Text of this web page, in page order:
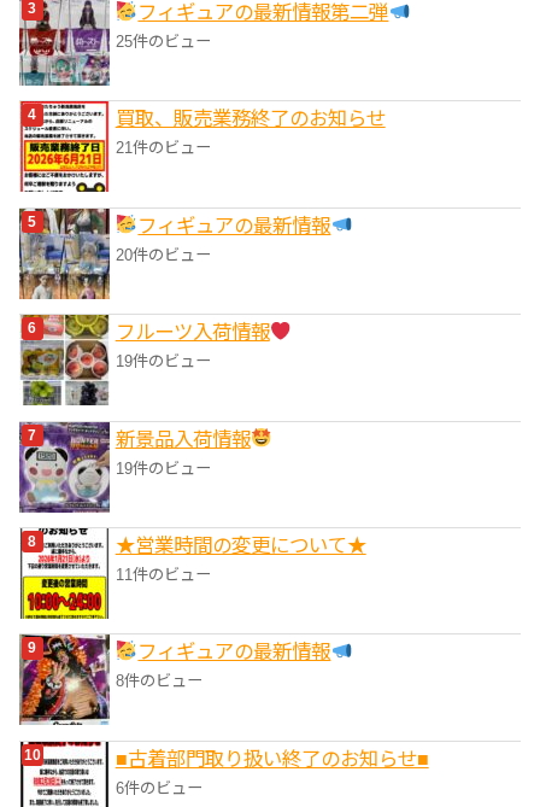
フィギュアの最新情報第二弾
25件のビュー
買取、販売業務終了のお知らせ
21件のビュー
フィギュアの最新情報
20件のビュー
フルーツ入荷情報
19件のビュー
‎新景品入荷情報
19件のビュー
★営業時間の変更について★
11件のビュー
フィギュアの最新情報
8件のビュー
■‎古着部門取り扱い終了のお知らせ■
6件のビュー